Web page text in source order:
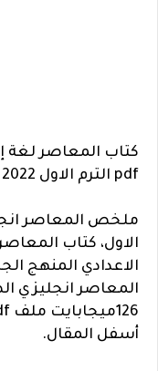
كتاب المعاصر لغة
pdf الترم الاول 2022
ملخص المعاصر
الاول، كتاب
المعاصر انجليزي
أسفل المقال.